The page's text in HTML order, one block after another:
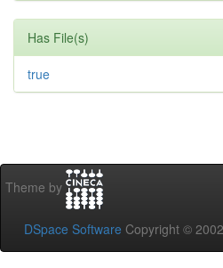
Has File(s)
true
Theme by
DSpace Software Copyright ©